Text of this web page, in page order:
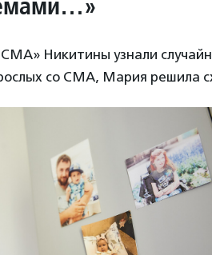
Никитины узнали
со СМА, Мария решила